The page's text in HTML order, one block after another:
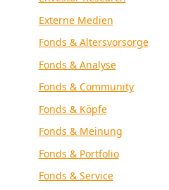
Externe Medien
Fonds & Altersvorsorge
Fonds & Analyse
Fonds & Community
Fonds & Köpfe
Fonds & Meinung
Fonds & Portfolio
Fonds & Service